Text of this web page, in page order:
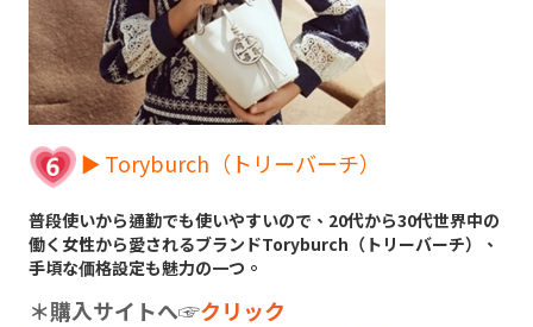
► Toryburch（トリーバーチ）
普段使いから通勤でも使いやすいので、20代から30代世界中の
働く女性から愛されるブランドToryburch（トリーバーチ）、
手頃な価格設定も魅力の一つ。
＊購入サイトへ☞クリック